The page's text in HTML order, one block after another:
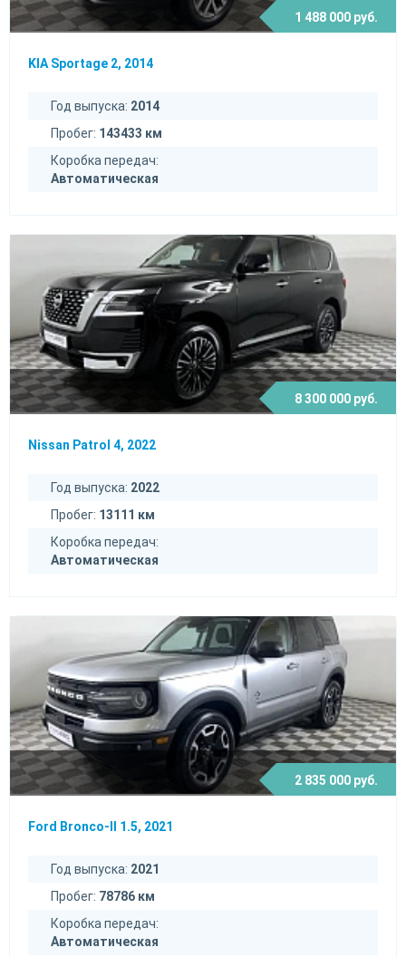
1 488 000 руб.
KIA Sportage 2, 2014
Год выпуска: 2014
Пробег: 143433 км
Коробка передач:
Автоматическая
8 300 000 руб.
Nissan Patrol 4, 2022
Год выпуска: 2022
Пробег: 13111 км
Коробка передач:
Автоматическая
2 835 000 руб.
Ford Bronco-II 1.5, 2021
Год выпуска: 2021
Пробег: 78786 км
Коробка передач:
Автоматическая